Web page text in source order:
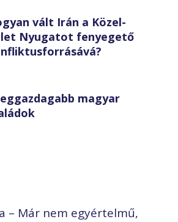
vált Irán a Közel-
Nyugatot fenyegető
magyar
– Már nem egyértelmű,